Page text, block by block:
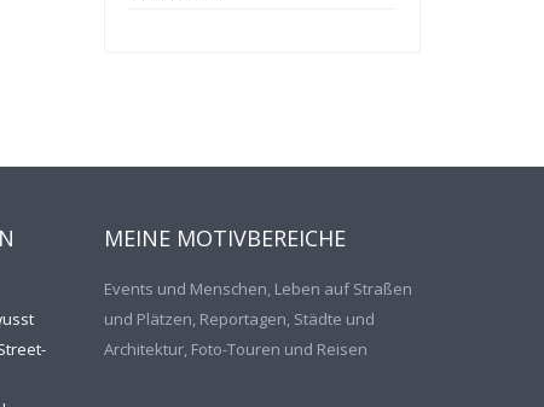
MEINE MOTIVBEREICHE
Events und Menschen, Leben auf Straßen
und Plätzen, Reportagen, Städte und
Architektur, Foto-Touren und Reisen